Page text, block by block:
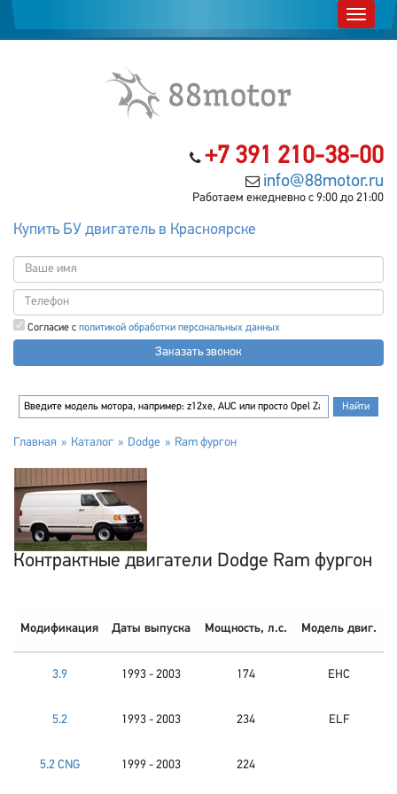
+7 391 210-38-00
info@88motor.ru
Работаем ежедневно с 9:00 до 21:00
Купить БУ двигатель в Красноярске
Согласие с политикой обработки персональных данных
Заказать звонок
Главная Каталог Dodge Ram фургон
Контрактные двигатели Dodge Ram фургон
Модификация Даты выпуска Мощность, л.с. Модель двиг.
3.9 1993 - 2003 174 EHC
5.2 1993 - 2003 234 ELF
5.2 CNG 1999 - 2003 224